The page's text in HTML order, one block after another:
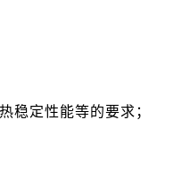
稳定性能等的要求；